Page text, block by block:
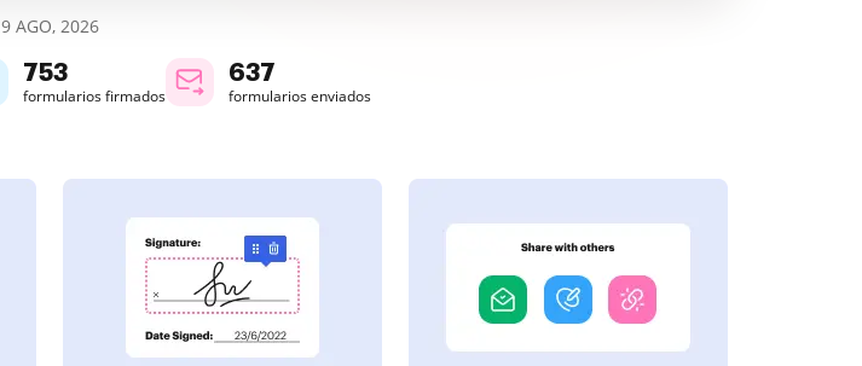
9 AGO, 2026
753
formularios firmados
637
formularios enviados